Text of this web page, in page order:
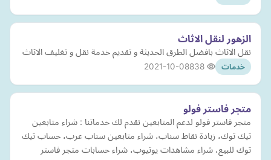
الزهور لنقل الاثاث
نقل الاثاث بافضل الطرق الحديثة و تقديم خدمة نقل و تغليف الاثاث
خدمات 2021-10-08
متجر فاستر فولو
متجر فاستر فولو لدعم المتابعين نقدم لك خدماتنا : شراء متابعين
تيك توك، زيادة نقاط سناب، شراء متابعين سناب عرب، حساب تيك
توك للبيع، شراء مشاهدات يوتيوب، شراء حسابات متجر فاستر